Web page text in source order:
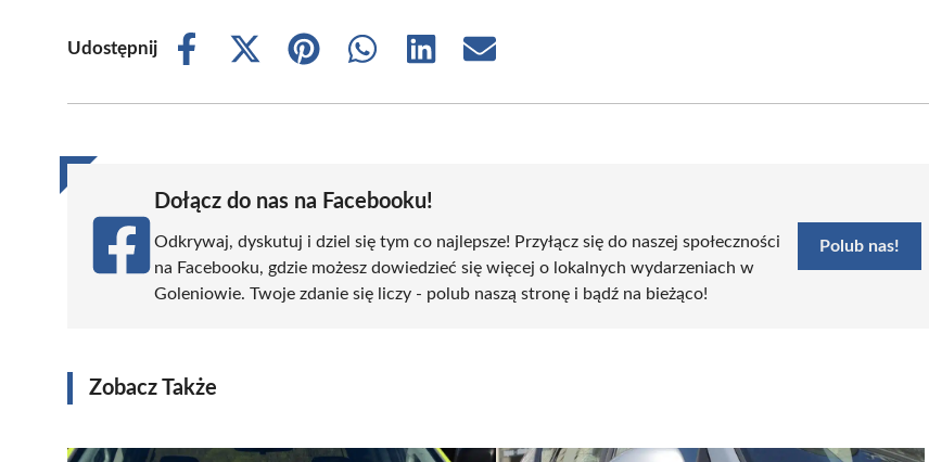
Udostępnij
Share
Share
(Twitter)
Share
Share
Share
Share
Dołącz do nas na Facebooku!
Odkrywaj, dyskutuj i dziel się tym co najlepsze! Przyłącz się do naszej społeczności
na Facebooku, gdzie możesz dowiedzieć się więcej o lokalnych wydarzeniach w
Goleniowie. Twoje zdanie się liczy - polub naszą stronę i bądź na bieżąco!
Polub nas!
Zobacz Także